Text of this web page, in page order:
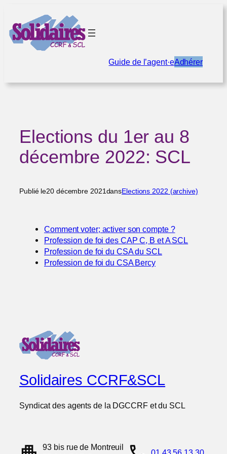
contenu
Guide de l’agent·eAdhérer
Elections du 1er au 8
décembre 2022: SCL
Publié le20 décembre 2021dansElections 2022 (archive)
Comment voter; activer son compte ?
Profession de foi des CAP C, B et A SCL
Profession de foi du CSA du SCL
Profession de foi du CSA Bercy
Solidaires CCRF&SCL
Syndicat des agents de la DGCCRF et du SCL
93 bis rue de Montreuil